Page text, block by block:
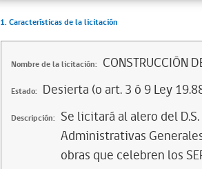
1. Características de la licitación
Nombre de la licitación: CONSTRUCCIÓN
Estado: Desierta (o art. 3 ó 9 Ley
Descripción: Se licitará al alero del
Administrativas
obras que celebren los